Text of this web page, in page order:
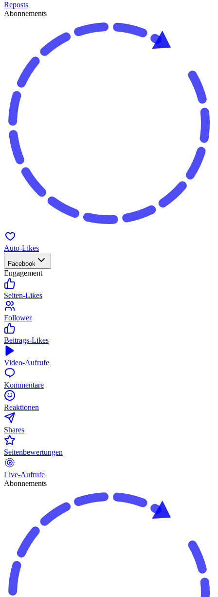
Reposts
Abonnements
Auto-Likes
Facebook
Engagement
Seiten-Likes
Follower
Beitrags-Likes
Video-Aufrufe
Kommentare
Reaktionen
Shares
Seitenbewertungen
Live-Aufrufe
Abonnements